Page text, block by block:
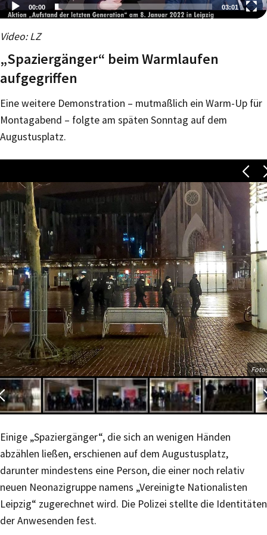
Player
00:00 03:01
Video: LZ
„Spaziergänger“ beim Warmlaufen
aufgegriffen
Eine weitere Demonstration – mutmaßlich ein Warm-Up für
Montagabend – folgte am späten Sonntag auf dem
Augustusplatz.
Einige „Spaziergänger“, die sich an wenigen Händen
abzählen ließen, erschienen auf dem Augustusplatz,
darunter mindestens eine Person, die einer noch relativ
neuen Neonazigruppe namens „Vereinigte Nationalisten
Leipzig“ zugerechnet wird. Die Polizei stellte die Identitäten
der Anwesenden fest.